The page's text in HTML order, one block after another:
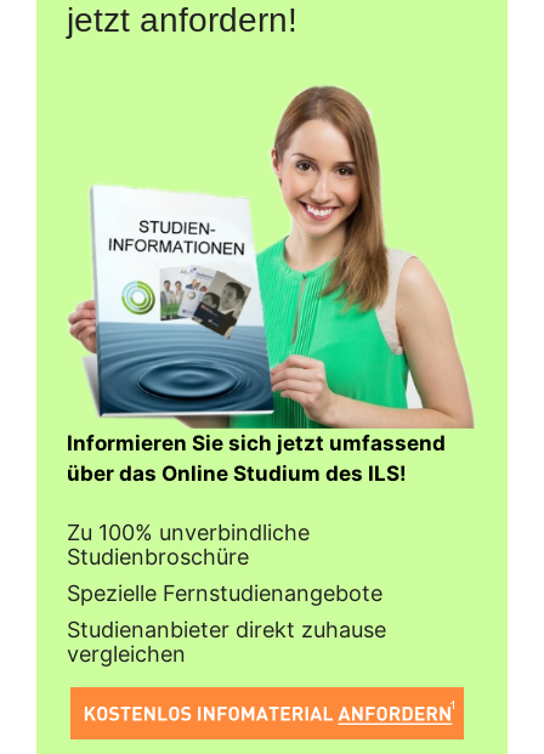
jetzt anfordern!
Informieren Sie sich jetzt umfassend
über das Online Studium des ILS!
Zu 100% unverbindliche
Studienbroschüre
Spezielle Fernstudienangebote
Studienanbieter direkt zuhause
vergleichen